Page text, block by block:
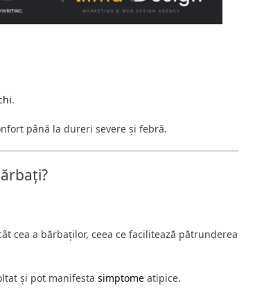
.
până la dureri severe și febră.
cea a bărbaților, ceea ce facilitează pătrunderea
și pot manifesta simptome atipice.